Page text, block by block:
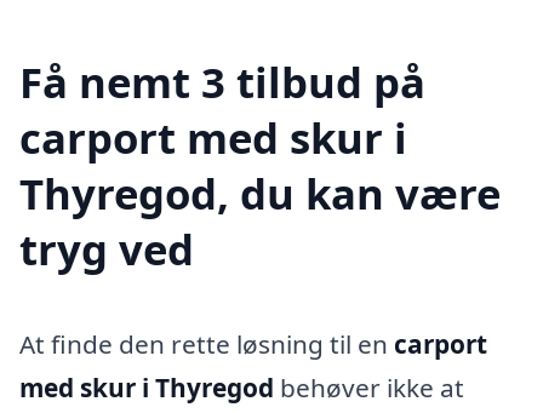
Få nemt 3 tilbud på
carport med skur i
Thyregod, du kan være
tryg ved
At finde den rette løsning til en carport
med skur i Thyregod behøver ikke at